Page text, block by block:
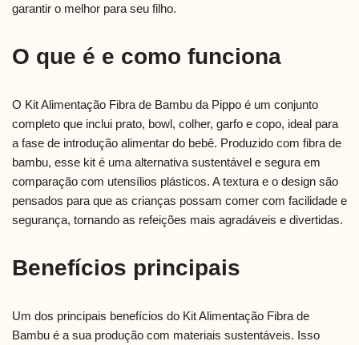
garantir o melhor para seu filho.
O que é e como funciona
O Kit Alimentação Fibra de Bambu da Pippo é um conjunto
completo que inclui prato, bowl, colher, garfo e copo, ideal para
a fase de introdução alimentar do bebê. Produzido com fibra de
bambu, esse kit é uma alternativa sustentável e segura em
comparação com utensílios plásticos. A textura e o design são
pensados para que as crianças possam comer com facilidade e
segurança, tornando as refeições mais agradáveis e divertidas.
Benefícios principais
Um dos principais benefícios do Kit Alimentação Fibra de
Bambu é a sua produção com materiais sustentáveis. Isso